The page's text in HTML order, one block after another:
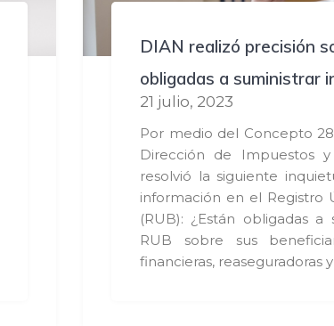
DIAN realizó precisión
obligadas a suministrar
21 julio, 2023
Por medio del Concepto
Dirección de Impuestos y
resolvió la siguiente
información en el Registro
(RUB): ¿Están obligadas
RUB sobre sus
financieras, reaseguradoras